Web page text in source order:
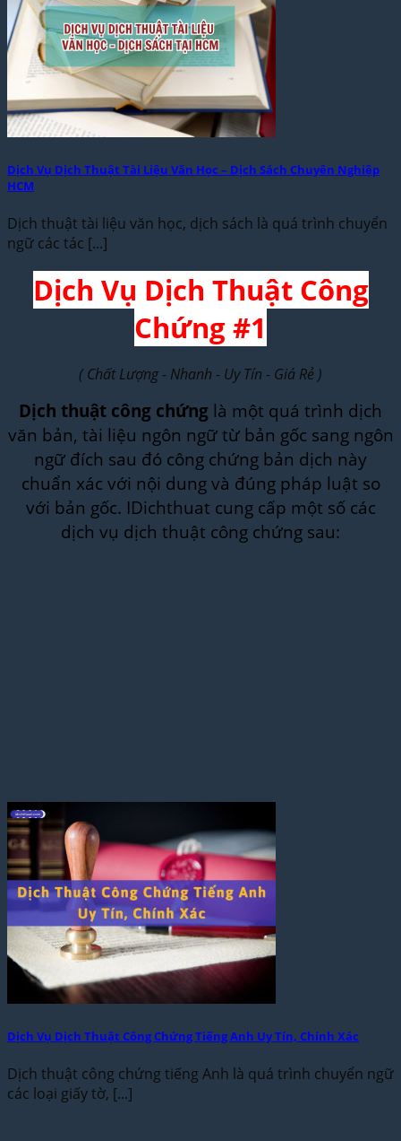
Dịch Vụ Dịch Thuật Tài Liệu Văn Học – Dịch Sách Chuyên Nghiệp
HCM
Dịch thuật tài liệu văn học, dịch sách là quá trình chuyển
ngữ các tác [...]
Dịch Vụ Dịch Thuật Công
Chứng #1
( Chất Lượng - Nhanh - Uy Tín - Giá Rẻ )
Dịch thuật công chứng là một quá trình dịch
văn bản, tài liệu ngôn ngữ từ bản gốc sang ngôn
ngữ đích sau đó công chứng bản dịch này
chuẩn xác với nội dung và đúng pháp luật so
với bản gốc. IDichthuat cung cấp một số các
dịch vụ dịch thuật công chứng sau:
Dịch Vụ Dịch Thuật Công Chứng Tiếng Anh Uy Tín, Chính Xác
Dịch thuật công chứng tiếng Anh là quá trình chuyển ngữ
các loại giấy tờ, [...]